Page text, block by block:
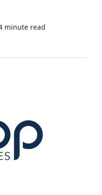
minute read